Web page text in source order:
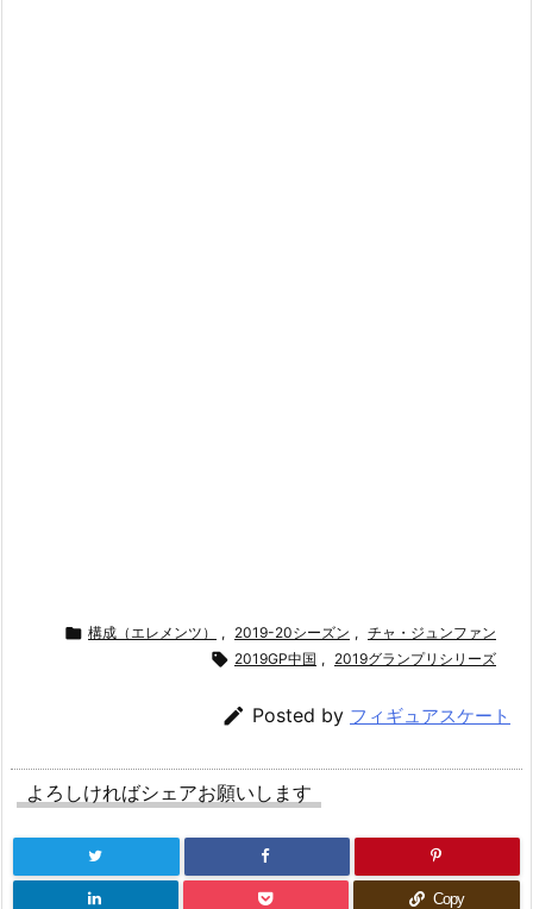
 構成（エレメンツ） , 2019-20シーズン , チャ・ジュンファン
 2019GP中国 , 2019グランプリシリーズ
 Posted by フィギュアスケート
よろしければシェアお願いします
Copy